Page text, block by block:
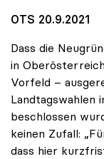
OTS 20.9.2021
Dass die
in
Vorfeld –
beschlossen
keinen Zufall:
dass hier